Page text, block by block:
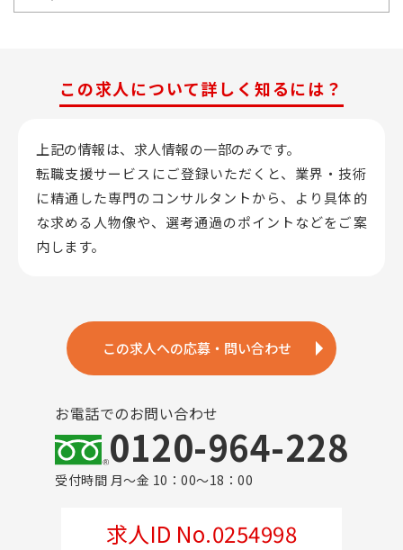
この求人について詳しく知るには？
上記の情報は、求人情報の一部のみです。
転職支援サービスにご登録いただくと、業界・技術
に精通した専門のコンサルタントから、 より具体的
な求める人物像や、選考通過のポイントなどをご案
内します。
この求人への応募・問い合わせ
お電話でのお問い合わせ
0120-964-228
受付時間 月～金 10：00～18：00
求人ID No.0254998